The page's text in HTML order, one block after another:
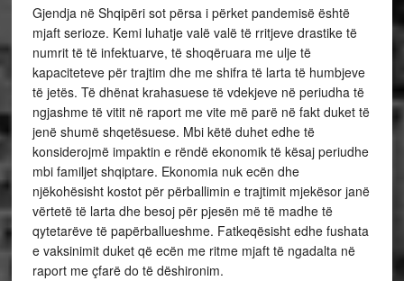
Gjendja në Shqipëri sot përsa i përket pandemisë është
mjaft serioze. Kemi luhatje valë valë të rritjeve drastike të
numrit të të infektuarve, të shoqëruara me ulje të
kapaciteteve për trajtim dhe me shifra të larta të humbjeve
të jetës. Të dhënat krahasuese të vdekjeve në periudha të
ngjashme të vitit në raport me vite më parë në fakt duket të
jenë shumë shqetësuese. Mbi këtë duhet edhe të
konsiderojmë impaktin e rëndë ekonomik të kësaj periudhe
mbi familjet shqiptare. Ekonomia nuk ecën dhe
njëkohësisht kostot për përballimin e trajtimit mjekësor janë
vërtetë të larta dhe besoj për pjesën më të madhe të
qytetarëve të papërballueshme. Fatkeqësisht edhe fushata
e vaksinimit duket që ecën me ritme mjaft të ngadalta në
raport me çfarë do të dëshironim.